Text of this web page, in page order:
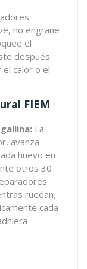
no engrane
el
después
calor o el
FIEM
La
avanza
huevo en
otros 30
ruedan,
cada